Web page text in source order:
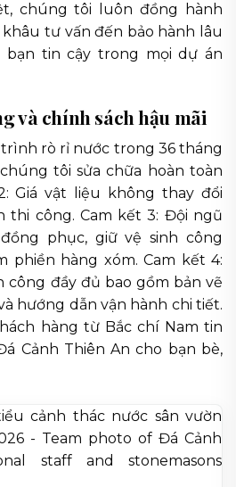
chúng tôi luôn đồng hành
tư vấn đến bảo hành lâu
bạn tin cậy trong mọi dự án
và chính sách hậu mãi
trình rò rỉ nước trong 36 tháng
tôi sửa chữa hoàn toàn
Giá vật liệu không thay đổi
công. Cam kết 3: Đội ngũ
phục, giữ vệ sinh công
phiền hàng xóm. Cam kết 4:
công đầy đủ bao gồm bản vẽ
hướng dẫn vận hành chi tiết.
hàng từ Bắc chí Nam tin
Cảnh Thiên An cho bạn bè,